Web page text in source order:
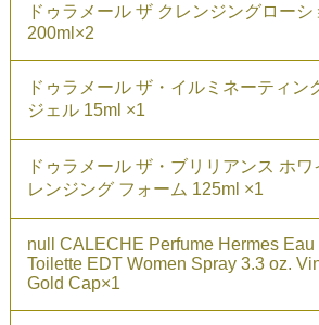
ドゥラメール ザ クレンジングローシ
200ml×2
ドゥラメール ザ・イルミネーティン
ジェル 15ml ×1
ドゥラメール ザ・ブリリアンス ホワ
レンジング フォーム 125ml ×1
null CALECHE Perfume Hermes Eau
Toilette EDT Women Spray 3.3 oz.
Gold Cap×1